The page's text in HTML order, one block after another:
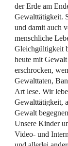
der Erde am
Gewalttätigkeit.
und damit auch
menschliche
Gleichgültigkeit
heute mit
erschrocken,
Gewalttaten,
Art lese. Wir
Gewalttätigkeit,
Gewalt
Unsere Kinder
Video- und